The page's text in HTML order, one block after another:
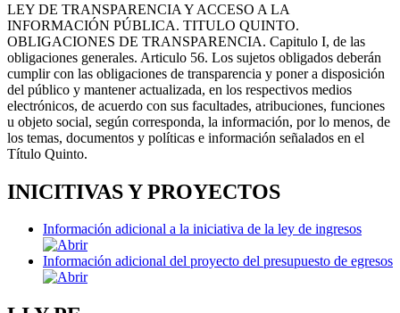
LEY DE TRANSPARENCIA Y ACCESO A LA
INFORMACIÓN PÚBLICA. TITULO QUINTO.
OBLIGACIONES DE TRANSPARENCIA. Capitulo I, de las
obligaciones generales. Articulo 56. Los sujetos obligados deberán
cumplir con las obligaciones de transparencia y poner a disposición
del público y mantener actualizada, en los respectivos medios
electrónicos, de acuerdo con sus facultades, atribuciones, funciones
u objeto social, según corresponda, la información, por lo menos, de
los temas, documentos y políticas e información señalados en el
Título Quinto.
INICITIVAS Y PROYECTOS
Información adicional a la iniciativa de la ley de ingresos
Información adicional del proyecto del presupuesto de egresos